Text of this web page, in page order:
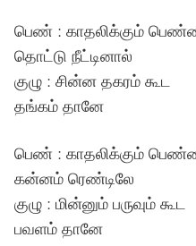
பெண் : காதலிக்கும்
தொட்டு நீட்டினால்
குழு : சின்ன தகரம் கூட
தங்கம் தானே
பெண் : காதலிக்கும்
கன்னம் ரெண்டிலே
குழு : மின்னும் பருவும் கூட
பவளம் தானே